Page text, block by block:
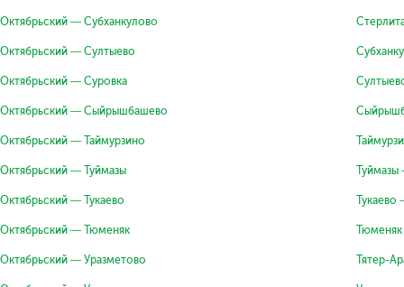
Октябрьский — Субханкулово
Октябрьский — Султыево
Октябрьский — Суровка
Октябрьский — Сыйрышбашево
Октябрьский — Таймурзино
Октябрьский — Туймазы
Октябрьский — Тукаево
Октябрьский — Тюменяк
Октябрьский — Уразметово Тятер-